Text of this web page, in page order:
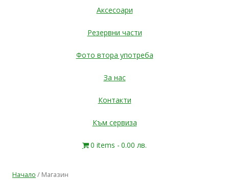
Аксесоари
Резервни части
Фото втора употреба
За нас
Контакти
Към сервиза
0 items 0.00 лв.
Начало / Магазин